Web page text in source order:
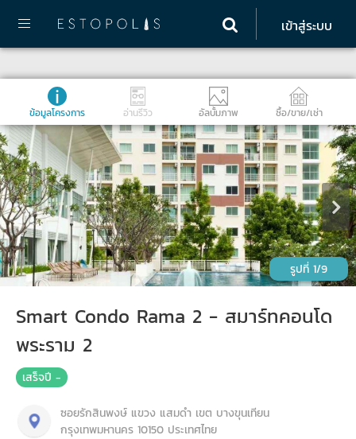
เข้าสู่ระบบ
ข้อมูลโครงการ อ่านรีวิว อัลบั้มภาพ ซื้อ/ขาย/เช่า
1/9
Smart Condo Rama 2 - สมาร์ทคอนโด
พระราม 2
เสร็จปี -
ซอยรักสินพงษ์ แขวง แสมดำ เขต บางขุนเทียน
กรุงเทพมหานคร 10150 ประเทศไทย